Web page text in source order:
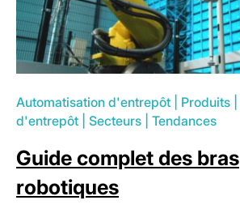
Automatisation d'entrepôt Produits
d'entrepôt
Secteurs Tendances
Guide complet des bras
robotiques